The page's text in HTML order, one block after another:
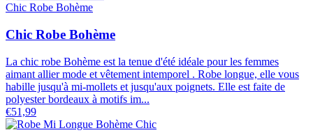
Chic Robe Bohème
Chic Robe Bohème
La chic robe Bohème est la tenue d'été idéale pour les femmes
aimant allier mode et vêtement intemporel . Robe longue, elle vous
habille jusqu'à mi-mollets et jusqu'aux poignets. Elle est faite de
polyester bordeaux à motifs im...
€51,99